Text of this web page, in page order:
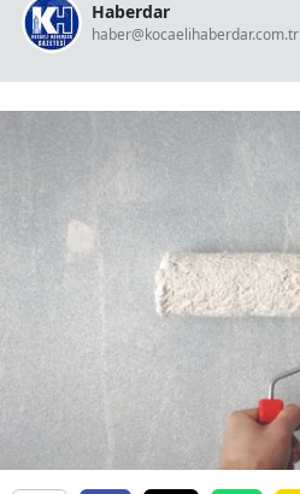
Haberdar
haber@kocaelihaberdar.com.tr